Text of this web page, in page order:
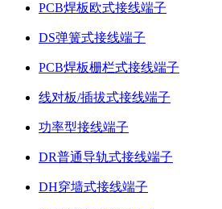
PCB焊板欧式接线端子
DS弹簧式接线端子
PCB焊板栅栏式接线端子
线对板/插拔式接线端子
功率型接线端子
DR普通导轨式接线端子
DH穿墙式接线端子